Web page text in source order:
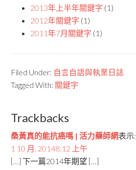
2013年上半年關鍵字 (1)
2012年關鍵字 (1)
2011年7月關鍵字 (1)
Filed Under: 自言自語與執業日誌
Tagged With: 關鍵字
Trackbacks
桑黃真的能抗癌嗎 | 活力藥師網表示:
1 10 月, 20148:12 上午
[…] 下一篇2014年期望 […]